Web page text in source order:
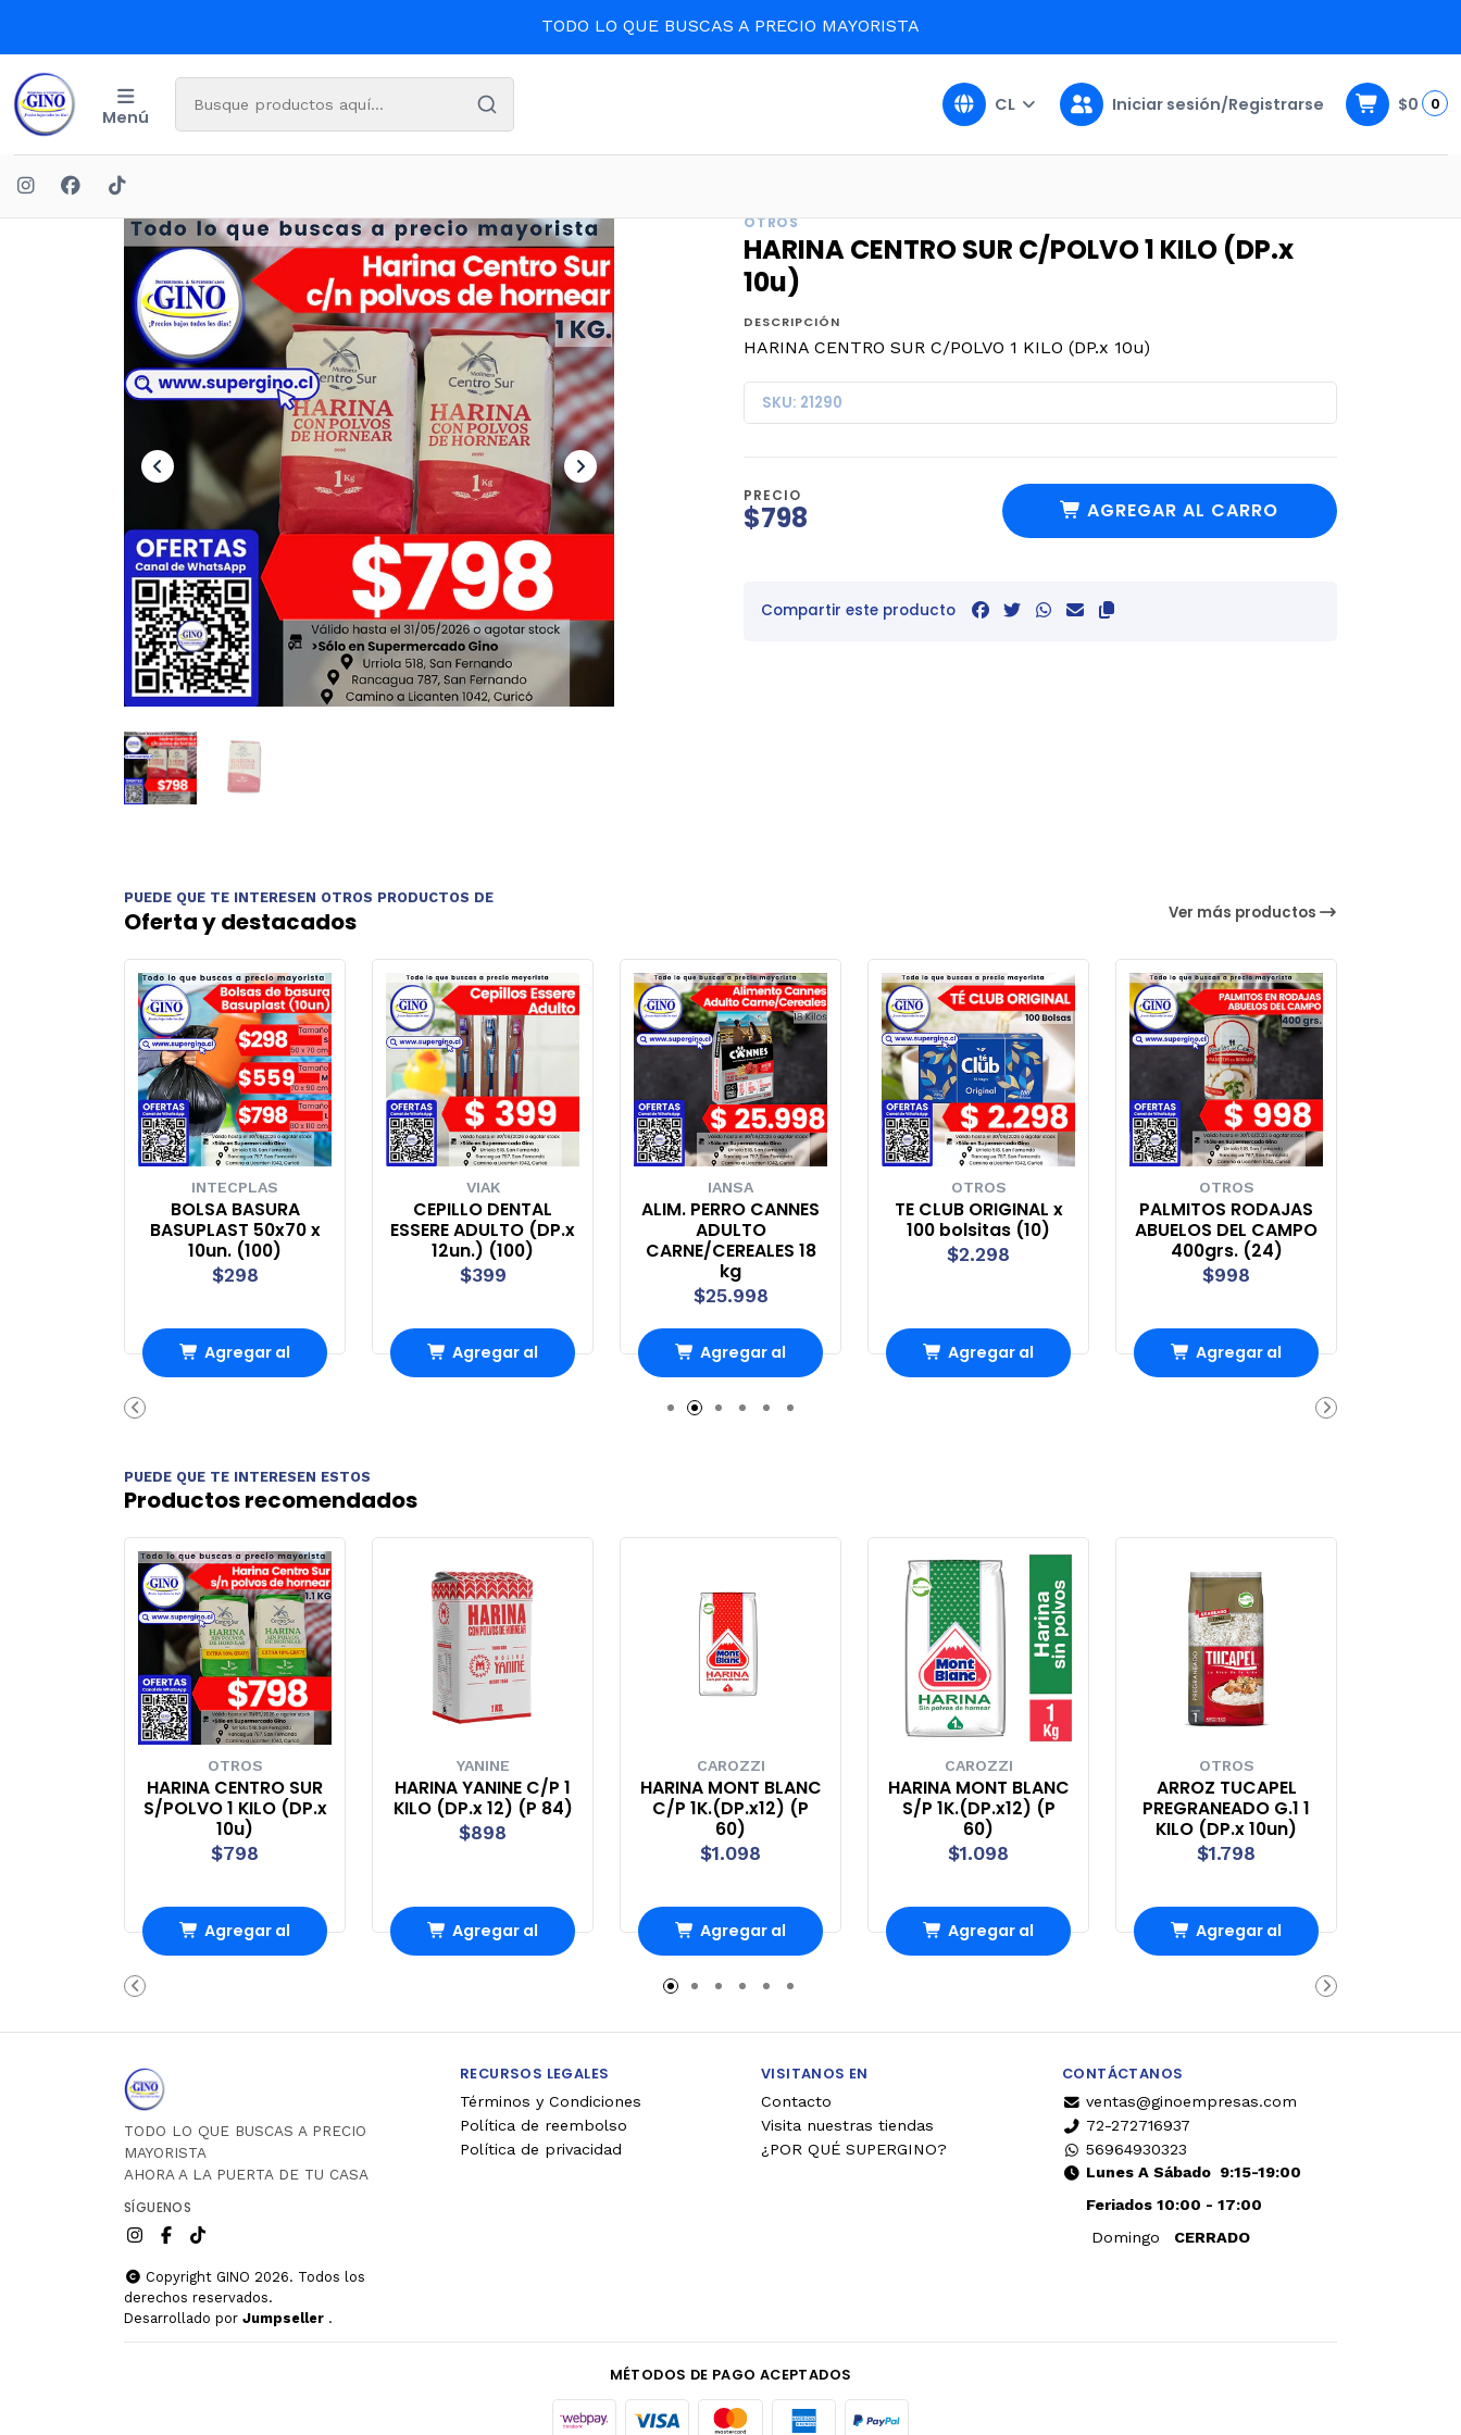
TODO LO QUE BUSCAS A PRECIO MAYORISTA
Menú
CL Iniciar sesión/Registrarse $0 0
OTROS
HARINA CENTRO SUR C/POLVO 1 KILO (DP.x
10u)
DESCRIPCIÓN
HARINA CENTRO SUR C/POLVO 1 KILO (DP.x 10u)
SKU: 21290
PRECIO
$798 AGREGAR AL CARRO
Compartir este producto
PUEDE QUE TE INTERESEN OTROS PRODUCTOS DE
Oferta y destacados Ver más productos
INTECPLAS
BOLSA BASURA
BASUPLAST 50x70 x
10un. (100)
$298
Agregar al
VIAK
CEPILLO DENTAL
ESSERE ADULTO (DP.x
12un.) (100)
$399
Agregar al
IANSA
ALIM. PERRO CANNES
ADULTO
CARNE/CEREALES 18
kg
$25.998
Agregar al
Carro
OTROS
TE CLUB ORIGINAL x
100 bolsitas (10)
$2.298
Agregar al
OTROS
PALMITOS RODAJAS
ABUELOS DEL CAMPO
400grs. (24)
$998
Agregar al
PUEDE QUE TE INTERESEN ESTOS
Productos recomendados
OTROS
HARINA CENTRO SUR
S/POLVO 1 KILO (DP.x
10u)
$798
Agregar al
YANINE
HARINA YANINE C/P 1
KILO (DP.x 12) (P 84)
$898
Agregar al
CAROZZI
HARINA MONT BLANC
C/P 1K.(DP.x12) (P
60)
$1.098
Agregar al
Carro
CAROZZI
HARINA MONT BLANC
S/P 1K.(DP.x12) (P
60)
$1.098
Agregar al
OTROS
ARROZ TUCAPEL
PREGRANEADO G.1 1
KILO (DP.x 10un)
$1.798
Agregar al
TODO LO QUE BUSCAS A PRECIO
MAYORISTA
AHORA A LA PUERTA DE TU CASA
SÍGUENOS
Copyright GINO 2026. Todos los
derechos reservados.
Desarrollado por Jumpseller .
RECURSOS LEGALES
Términos y Condiciones
Política de reembolso
Política de privacidad
VISITANOS EN
Contacto
Visita nuestras tiendas
¿POR QUÉ SUPERGINO?
CONTÁCTANOS
ventas@ginoempresas.com
72-272716937
56964930323
Lunes A Sábado9:15-19:00
Feriados 10:00 - 17:00
Domingo
CERRADO
MÉTODOS DE PAGO ACEPTADOS